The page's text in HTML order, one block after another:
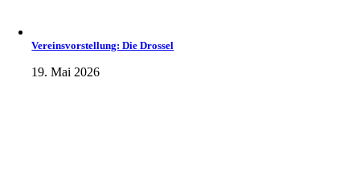
Vereinsvorstellung: Die Drossel
19. Mai 2026